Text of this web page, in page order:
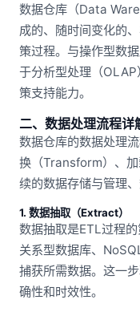
数据仓库（Data
成的、随时间变化的
策过程。与操作型数
于分析型处理（
策支持能力。
二、数据处理流程详
数据仓库的数据处理
换（Transform）、
续的数据存储与管理
1. 数据抽取（Extract）
数据抽取是ETL过程
关系型数据库、
捕获所需数据。这一
确性和时效性。